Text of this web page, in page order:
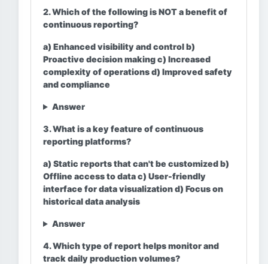
2. Which of the following is NOT a benefit of
continuous reporting?
a) Enhanced visibility and control b)
Proactive decision making c) Increased
complexity of operations d) Improved safety
and compliance
Answer
3. What is a key feature of continuous
reporting platforms?
a) Static reports that can't be customized b)
Offline access to data c) User-friendly
interface for data visualization d) Focus on
historical data analysis
Answer
4. Which type of report helps monitor and
track daily production volumes?